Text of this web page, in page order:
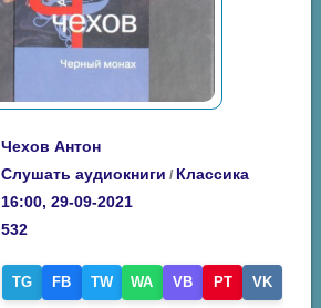
Чехов Антон
Слушать аудиокниги / Классика
16:00, 29-09-2021
532
TG FB TW WA VB PT VK